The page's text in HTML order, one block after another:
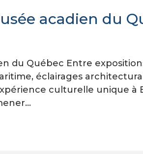
acadien du
du Québec Entre
éclairages
culturelle unique à